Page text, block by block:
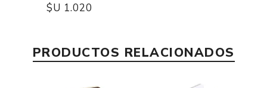
$U 1.020
PRODUCTOS RELACIONADOS